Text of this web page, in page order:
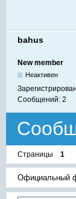
bahus
New member
Неактивен
Сообщений: 2
Страницы 1
Официальный